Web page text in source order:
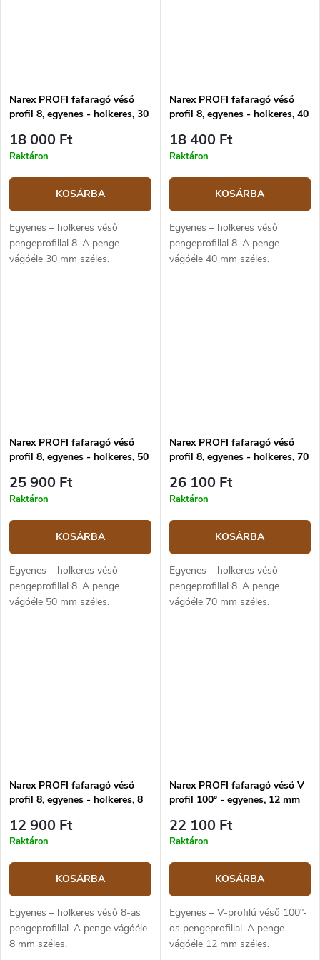
Narex PROFI fafaragó véső
profil 8, egyenes - holkeres, 30
18 000 Ft
Raktáron
KOSÁRBA
Egyenes – holkeres véső
pengeprofillal 8. A penge
vágóéle 30 mm széles.
Narex PROFI fafaragó véső
profil 8, egyenes - holkeres, 40
18 400 Ft
Raktáron
KOSÁRBA
Egyenes – holkeres véső
pengeprofillal 8. A penge
vágóéle 40 mm széles.
Narex PROFI fafaragó véső
profil 8, egyenes - holkeres, 50
25 900 Ft
Raktáron
KOSÁRBA
Egyenes – holkeres véső
pengeprofillal 8. A penge
vágóéle 50 mm széles.
Narex PROFI fafaragó véső
profil 8, egyenes - holkeres, 70
26 100 Ft
Raktáron
KOSÁRBA
Egyenes – holkeres véső
pengeprofillal 8. A penge
vágóéle 70 mm széles.
Narex PROFI fafaragó véső
profil 8, egyenes - holkeres, 8
12 900 Ft
Raktáron
KOSÁRBA
Egyenes – holkeres véső 8-as
pengeprofillal. A penge vágóéle
8 mm széles.
Narex PROFI fafaragó véső V
profil 100° - egyenes, 12 mm
22 100 Ft
Raktáron
KOSÁRBA
Egyenes – V-profilú véső 100°-
os pengeprofillal. A penge
vágóéle 12 mm széles.